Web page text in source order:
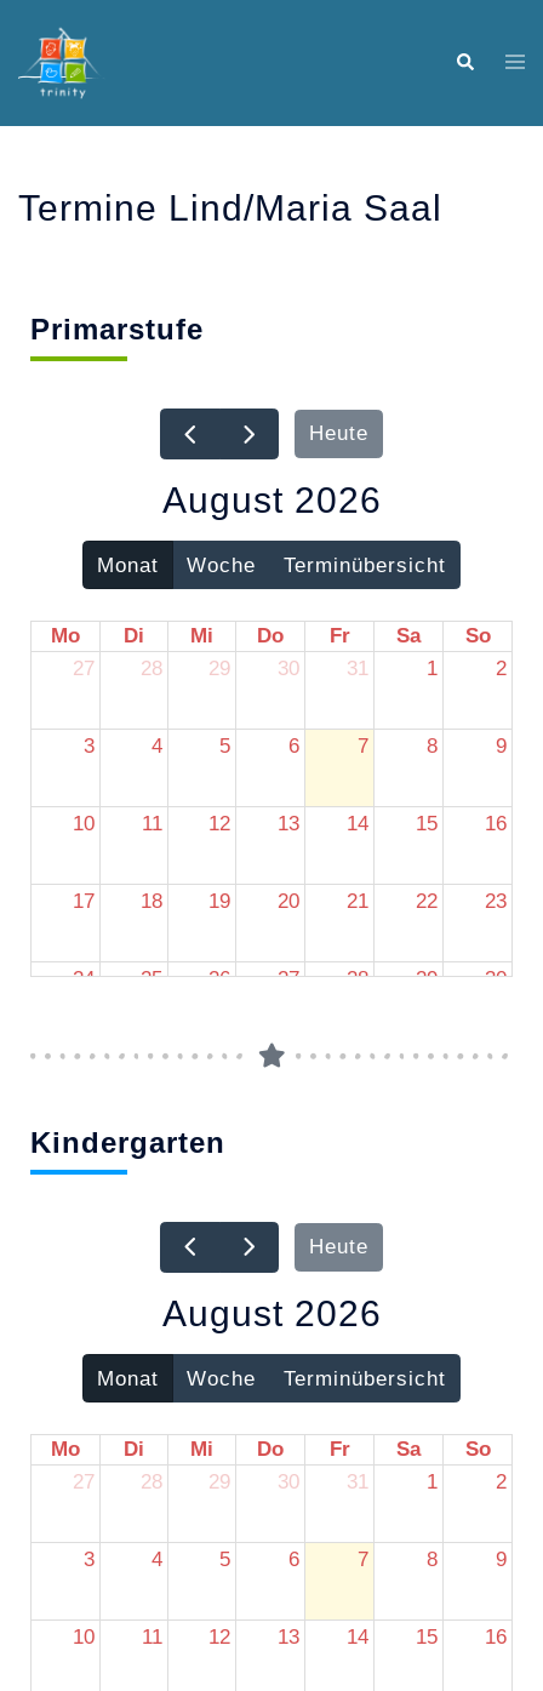
Termine Lind/Maria Saal
Primarstufe
Heute
August 2026
Monat Woche Terminübersicht
Mo Di Mi Do Fr Sa
So
27
28 29 30 31 1 2
3 4 5 6 7 8 9
10 11 12 13 14 15 16
17 18 19 20 21 22 23
24 25 26 27 28 29 30
31 1 2 3 4 5 6
Kindergarten
Heute
August 2026
Monat Woche Terminübersicht
Mo Di Mi Do Fr Sa
So
27
28 29 30 31 1 2
3 4 5 6 7 8 9
10 11 12 13 14 15 16